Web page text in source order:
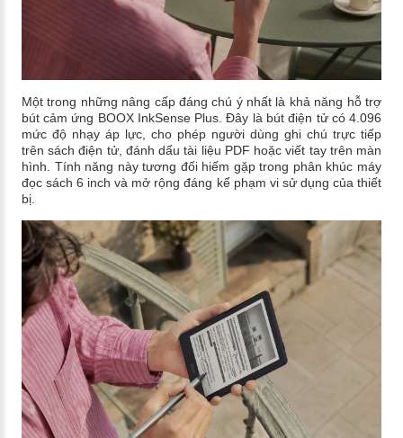
Một trong những nâng cấp đáng chú ý nhất là khả năng hỗ trợ
bút cảm ứng BOOX InkSense Plus. Đây là bút điện tử có 4.096
mức độ nhạy áp lực, cho phép người dùng ghi chú trực tiếp
trên sách điện tử, đánh dấu tài liệu PDF hoặc viết tay trên màn
hình. Tính năng này tương đối hiếm gặp trong phân khúc máy
đọc sách 6 inch và mở rộng đáng kể phạm vi sử dụng của thiết
bị.